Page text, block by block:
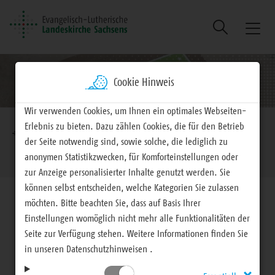
Suche
Brotkrumennavigation
EVLKS - engagiert Arbeitsfelder
Ehrenamt
Kirchenvorstandsarbeit
Ehrenamt
Cookie Hinweis
Wir verwenden Cookies, um Ihnen ein optimales Webseiten-
Erlebnis zu bieten. Dazu zählen Cookies, die für den Betrieb
der Seite notwendig sind, sowie solche, die lediglich zu
anonymen Statistikzwecken, für Komforteinstellungen oder
zur Anzeige personalisierter Inhalte genutzt werden. Sie
können selbst entscheiden, welche Kategorien Sie zulassen
möchten. Bitte beachten Sie, dass auf Basis Ihrer
Einstellungen womöglich nicht mehr alle Funktionalitäten der
Seite zur Verfügung stehen. Weitere Informationen finden Sie
in unseren Datenschutzhinweisen .